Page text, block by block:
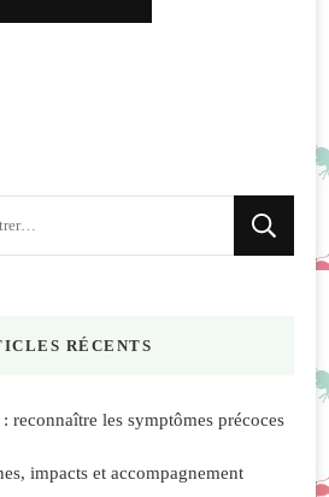
RÉCENTS
reconnaître les symptômes précoces
impacts et accompagnement